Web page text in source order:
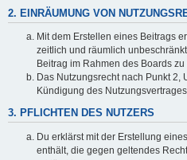
2. EINRÄUMUNG VON
Mit dem Erstellen eines Beitrags
zeitlich und räumlich
Beitrag im Rahmen des Boards zu
Das Nutzungsrecht nach Punkt 2,
Kündigung des
3. PFLICHTEN DES NUTZERS
Du erklärst mit der Erstellung
enthält, die gegen geltendes